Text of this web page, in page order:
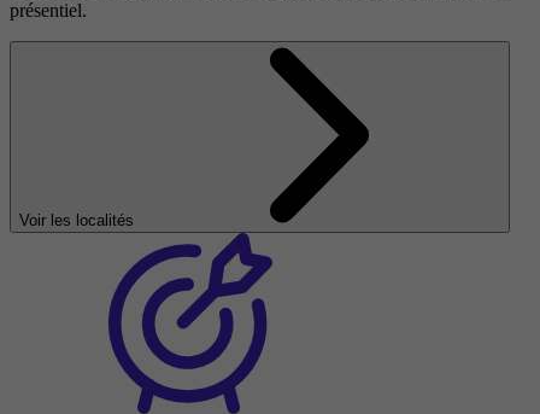
présentiel.
Voir les localités